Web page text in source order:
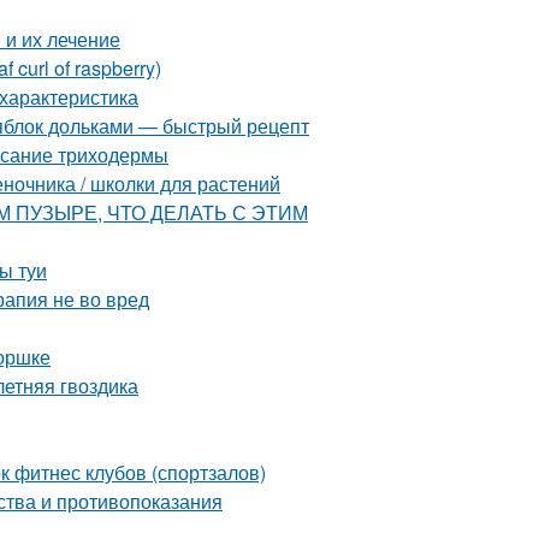
их лечение
curl of raspberry)
дольками — быстрый рецепт
триходермы
/ школки для растений
ПУЗЫРЕ, ЧТО ДЕЛАТЬ С ЭТИМ
туи
не во вред
гвоздика
клубов (спортзалов)
и противопоказания